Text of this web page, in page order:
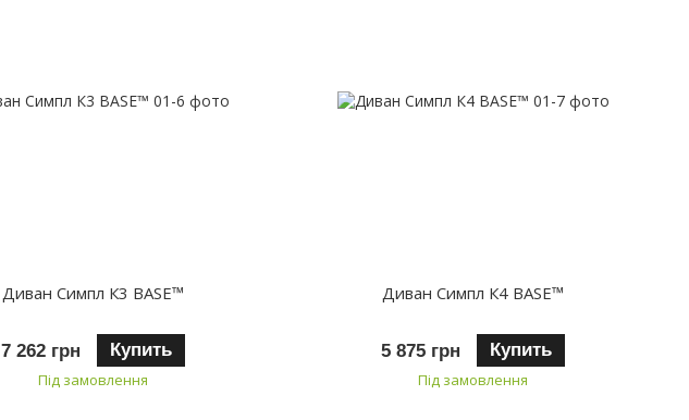
Диван Симпл К3 BASE™
7 262 грн Купить
Під замовлення
Диван Симпл К4 BASE™
5 875 грн Купить
Під замовлення